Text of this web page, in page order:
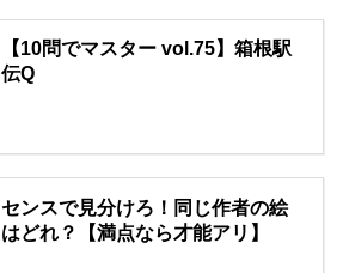
【10問でマスター vol.75】箱根駅
伝Q
センスで見分けろ！同じ作者の絵
はどれ？【満点なら才能アリ】